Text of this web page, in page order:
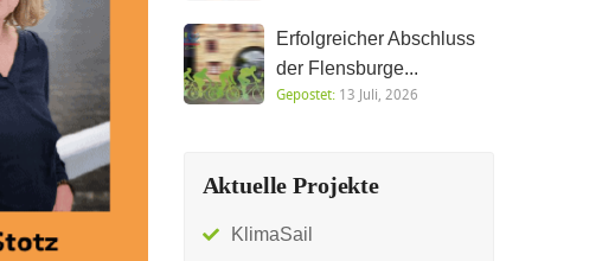
Erfolgreicher Abschluss
der Flensburge...
Gepostet:13 Juli, 2026
Aktuelle Projekte
KlimaSail